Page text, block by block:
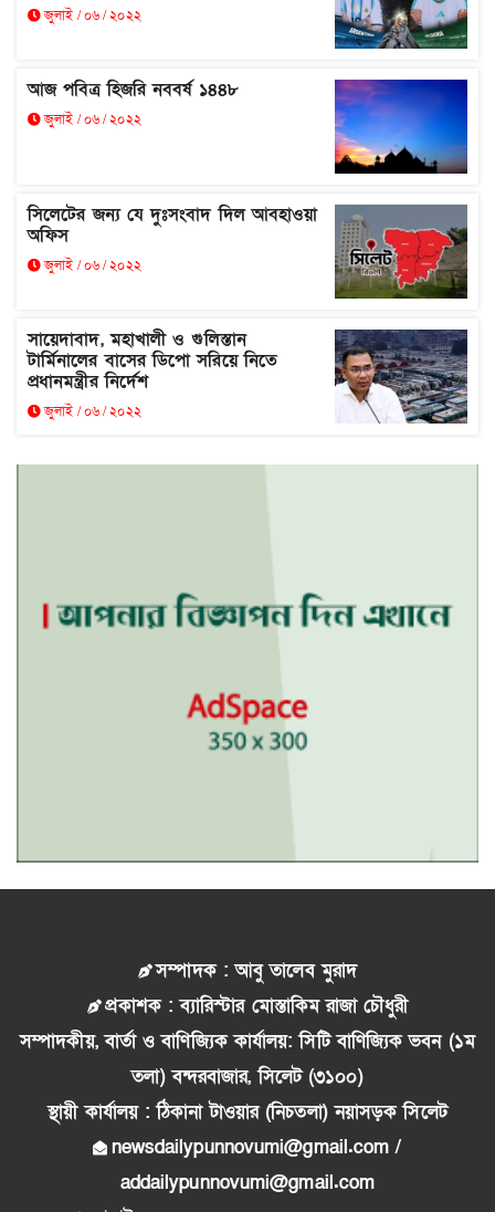
জুলাই / ০৬ / ২০২২
আজ পবিত্র হিজরি নববর্ষ ১৪৪৮
জুলাই / ০৬ / ২০২২
সিলেটের জন্য যে দুঃসংবাদ দিল আবহাওয়া
অফিস
জুলাই / ০৬ / ২০২২
সায়েদাবাদ, মহাখালী ও গুলিস্তান
টার্মিনালের বাসের ডিপো সরিয়ে নিতে
প্রধানমন্ত্রীর নির্দেশ
জুলাই / ০৬ / ২০২২
সম্পাদক : আবু তালেব মুরাদ
প্রকাশক : ব্যারিস্টার মোস্তাকিম রাজা চৌধুরী
সম্পাদকীয়, বার্তা ও বাণিজ্যিক কার্যালয়: সিটি বাণিজ্যিক ভবন (১ম
তলা) বন্দরবাজার, সিলেট (৩১০০)
স্থায়ী কার্যালয় : ঠিকানা টাওয়ার (নিচতলা) নয়াসড়ক সিলেট
newsdailypunnovumi@gmail.com /
addailypunnovumi@gmail.com